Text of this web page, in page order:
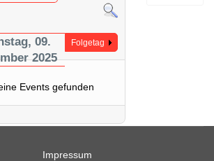
09.
2025
Folgetag
Events gefunden
Impressum